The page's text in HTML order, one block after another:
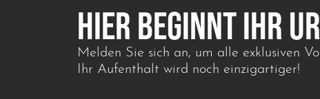
HIER BEGINNT IHR
Melden Sie sich an, um alle exklusiven
Ihr Aufenthalt wird noch einzigartiger!